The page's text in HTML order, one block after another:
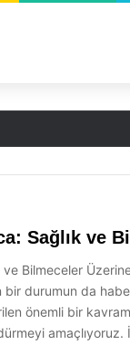
Bir Yolculuk
Sağlık ve
Bilmeceler
durumun da
önemli bir